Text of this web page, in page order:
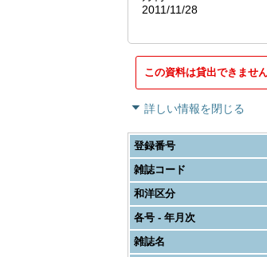
2011/11/28
この資料は貸出できませ
詳しい情報を閉じる
登録番号
雑誌コード
和洋区分
各号 - 年月次
雑誌名